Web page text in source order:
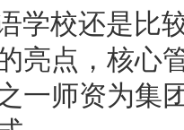
学校还是比
亮点，核心
一师资为集